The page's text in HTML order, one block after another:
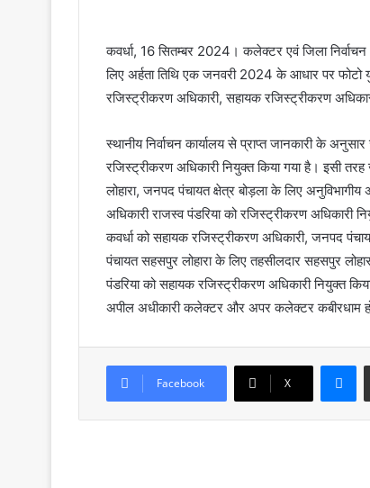
कवर्धा, 16 सितम्बर 2024। कलेक्टर एवं जिला
लिए अर्हता तिथि एक जनवरी 2024 के आधार पर फोटो
रजिस्ट्रीकरण अधिकारी, सहायक रजिस्ट्रीकरण
स्थानीय निर्वाचन कार्यालय से प्राप्त जानकारी के
रजिस्ट्रीकरण अधिकारी नियुक्त किया गया है। इसी
लोहारा, जनपद पंचायत क्षेत्र बोड़ला के लिए
अधिकारी राजस्व पंडरिया को रजिस्ट्रीकरण अधिकारी
कवर्धा को सहायक रजिस्ट्रीकरण अधिकारी, जनपद
पंचायत सहसपुर लोहारा के लिए तहसीलदार सहसपुर
पंडरिया को सहायक रजिस्ट्रीकरण अधिकारी नियुक्त
अपील अधीकारी कलेक्टर और अपर कलेक्टर कबीरधाम
Facebook X